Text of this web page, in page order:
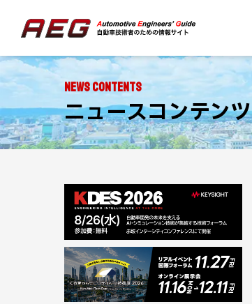
NEWS CONTENTS
ニュースコンテンツ